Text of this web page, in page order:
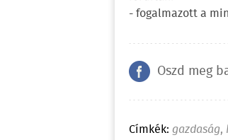
- fogalmazott a
Oszd meg
Címkék: gazdaság,